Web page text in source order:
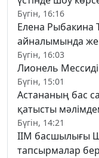
Бүгін, 16:16
Елена Рыбакина
айналымында
Бүгін, 16:03
Лионель
Бүгін, 15:01
Астананың бас
қатысты
Бүгін, 14:21
ІІМ басшылығы
тапсырмалар